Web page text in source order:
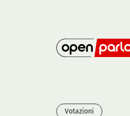
Votazioni